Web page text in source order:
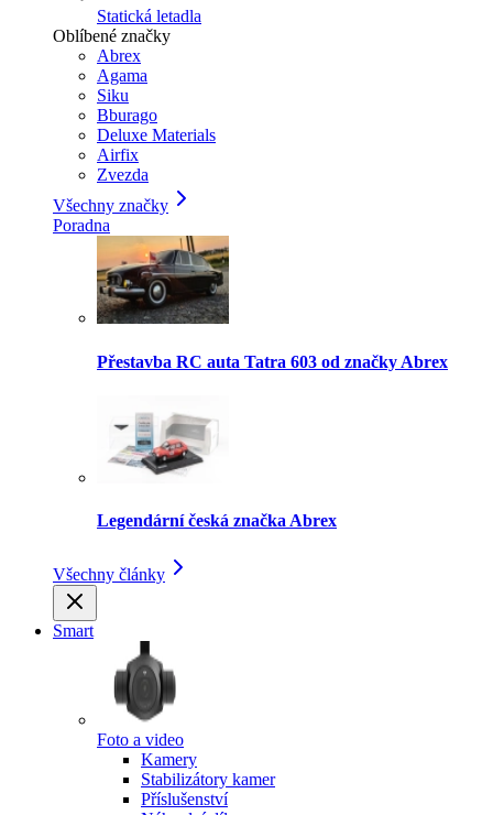
Statická letadla
Oblíbené značky
Abrex
Agama
Siku
Bburago
Deluxe Materials
Airfix
Zvezda
Všechny značky
Poradna
Přestavba RC auta Tatra 603 od značky Abrex
Legendární česká značka Abrex
Všechny články
Smart
Foto a video
Kamery
Stabilizátory kamer
Příslušenství